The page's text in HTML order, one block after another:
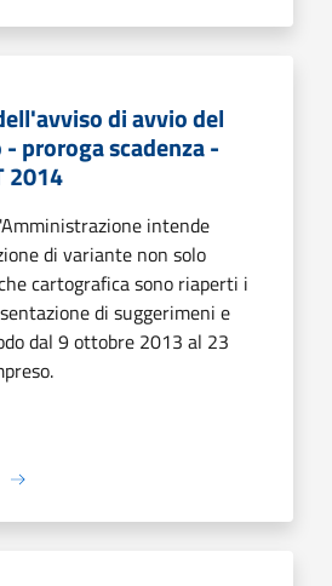
di avvio del
proroga scadenza -
2014
intende
di variante non solo
cartografica sono riaperti i
di suggerimeni e
dal 9 ottobre 2013 al 23